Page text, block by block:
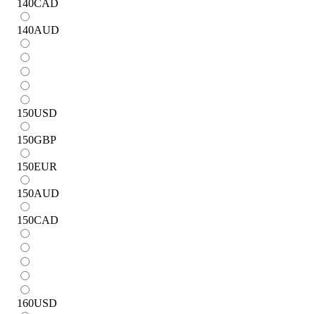
140CAD
140AUD
150USD
150GBP
150EUR
150AUD
150CAD
160USD